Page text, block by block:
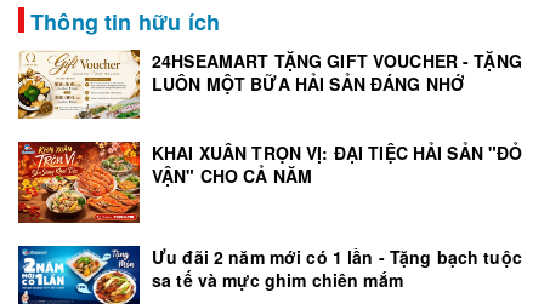
Thông tin hữu ích
24HSEAMART TẶNG GIFT VOUCHER - TẶNG
LUÔN MỘT BỮA HẢI SẢN ĐÁNG NHỚ
KHAI XUÂN TRỌN VỊ: ĐẠI TIỆC HẢI SẢN "ĐỎ
VẬN" CHO CẢ NĂM
Ưu đãi 2 năm mới có 1 lần - Tặng bạch tuộc
sa tế và mực ghim chiên mắm